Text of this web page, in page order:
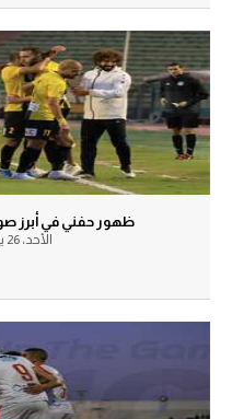
رياضة نسائية
آسيا
أمريكا
ركن الألعاب
أقسام خاصةظهور حفني في أبرز
الأحد، 26 يناير 2020 - 19:14